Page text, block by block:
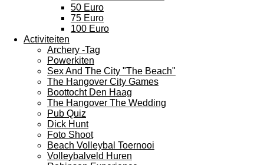
50 Euro
75 Euro
100 Euro
Activiteiten
Archery -Tag
Powerkiten
Sex And The City "The Beach"
The Hangover City Games
Boottocht Den Haag
The Hangover The Wedding
Pub Quiz
Dick Hunt
Foto Shoot
Beach Volleybal Toernooi
Volleybalveld Huren